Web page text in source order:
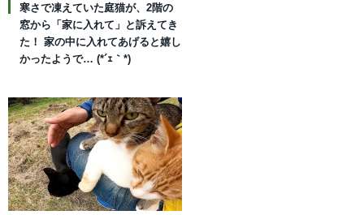
寒さで凍えていた庭猫が、2階の
窓から「家に入れて」と訴えてき
た！ 家の中に入れてあげると嬉し
かったようで… (*´ｪ｀*)